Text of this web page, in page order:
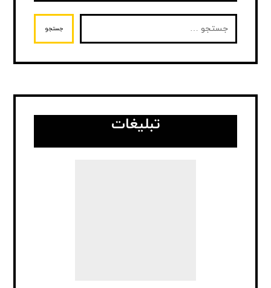
جستجو
تبلیغات